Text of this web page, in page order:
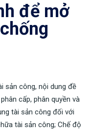
để mở
sản công, nội dung đề
cấp, phân quyền và
tài sản công đối với
tài sản công; Chế độ